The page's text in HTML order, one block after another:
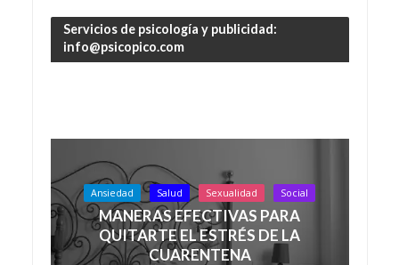
Servicios de psicología y publicidad:
info@psicopico.com
Ansiedad Salud Sexualidad Social
MANERAS EFECTIVAS PARA
QUITARTE EL ESTRÉS DE LA
CUARENTENA